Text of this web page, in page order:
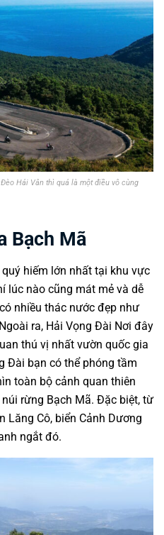
Hải Vân thì quả là một điều vô cùng
Bạch Mã
hiếm lớn nhất tại khu vực
lúc nào cũng mát mẻ và dễ
nhiều thác nước đẹp như
ra, Hải Vọng Đài Nơi đây
thú vị nhất vườn quốc gia
Đài bạn có thể phóng tầm
toàn bộ cảnh quan thiên
rừng Bạch Mã. Đặc biệt, từ
Lăng Cô, biển Cảnh Dương
ngắt đó.